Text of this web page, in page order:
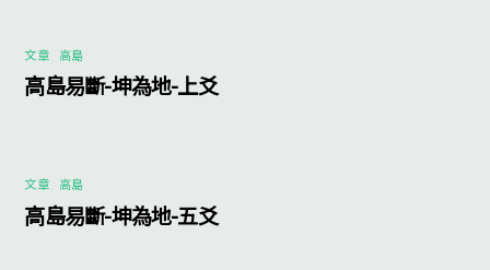
文章 高島
高島易斷-坤為地-上爻
文章 高島
高島易斷-坤為地-五爻